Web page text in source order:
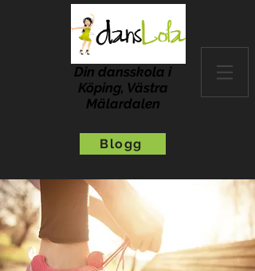
Din dansskola i
Köping, Västra
Mälardalen
Blogg